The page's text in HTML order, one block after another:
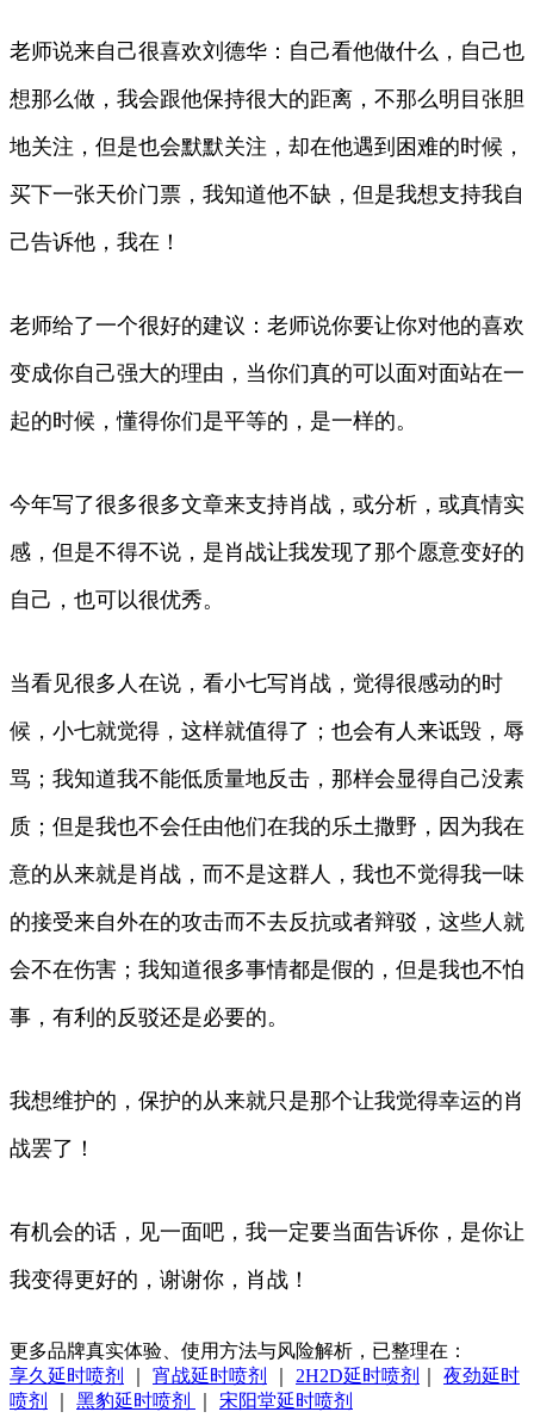
老师说来自己很喜欢刘德华：自己看他做什么，自己也
想那么做，我会跟他保持很大的距离，不那么明目张胆
地关注，但是也会默默关注，却在他遇到困难的时候，
买下一张天价门票，我知道他不缺，但是我想支持我自
己告诉他，我在！
老师给了一个很好的建议：老师说你要让你对他的喜欢
变成你自己强大的理由，当你们真的可以面对面站在一
起的时候，懂得你们是平等的，是一样的。
今年写了很多很多文章来支持肖战，或分析，或真情实
感，但是不得不说，是肖战让我发现了那个愿意变好的
自己，也可以很优秀。
当看见很多人在说，看小七写肖战，觉得很感动的时
候，小七就觉得，这样就值得了；也会有人来诋毁，辱
骂；我知道我不能低质量地反击，那样会显得自己没素
质；但是我也不会任由他们在我的乐土撒野，因为我在
意的从来就是肖战，而不是这群人，我也不觉得我一味
的接受来自外在的攻击而不去反抗或者辩驳，这些人就
会不在伤害；我知道很多事情都是假的，但是我也不怕
事，有利的反驳还是必要的。
我想维护的，保护的从来就只是那个让我觉得幸运的肖
战罢了！
有机会的话，见一面吧，我一定要当面告诉你，是你让
我变得更好的，谢谢你，肖战！
更多品牌真实体验、使用方法与风险解析，已整理在：
享久延时喷剂
宵战延时喷剂 2H2D延时喷剂
夜劲延时
喷剂
黑豹延时喷剂 宋阳堂延时喷剂